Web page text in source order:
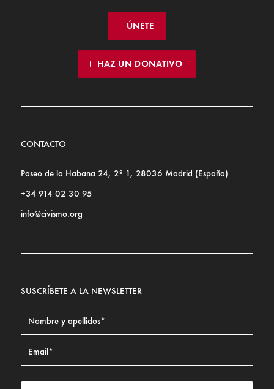
ÚNETE
HAZ UN DONATIVO
CONTACTO
Paseo de la Habana 24, 2º 1, 28036 Madrid (España)
+34 914 02 30 95
info@civismo.org
SUSCRÍBETE A LA NEWSLETTER